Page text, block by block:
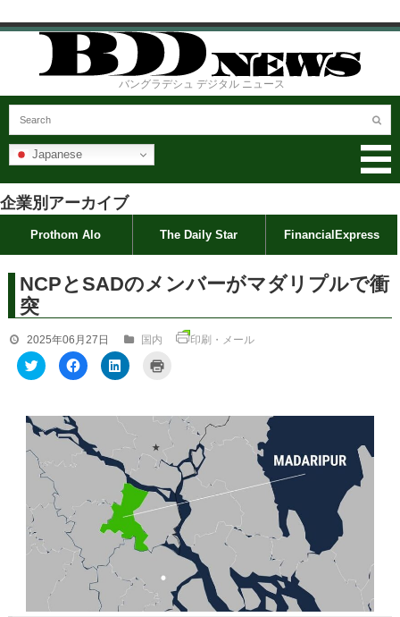
バングラデシュ デジタル ニュース
Japanese
企業別アーカイブ
Prothom Alo The Daily Star FinancialExpress
NCPとSADのメンバーがマダリプルで衝
突
2025年06月27日 国内
印刷・メール
ク
リ
て
T
w
t
t
e
で
新
し
ン
ド
F
a
o
k
で
共
に
ッ
ク
し
く
さ
ク
リ
て
n
e
d
I
n
で
有
(
い
ウ
ィ
ン
て
印
刷
新
し
ウ
ィ
ド
ウ
で
開
ま
す